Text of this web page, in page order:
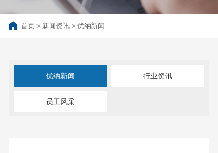
首页> 新闻资讯> 优纳新闻
优纳新闻 行业资讯
员工风采